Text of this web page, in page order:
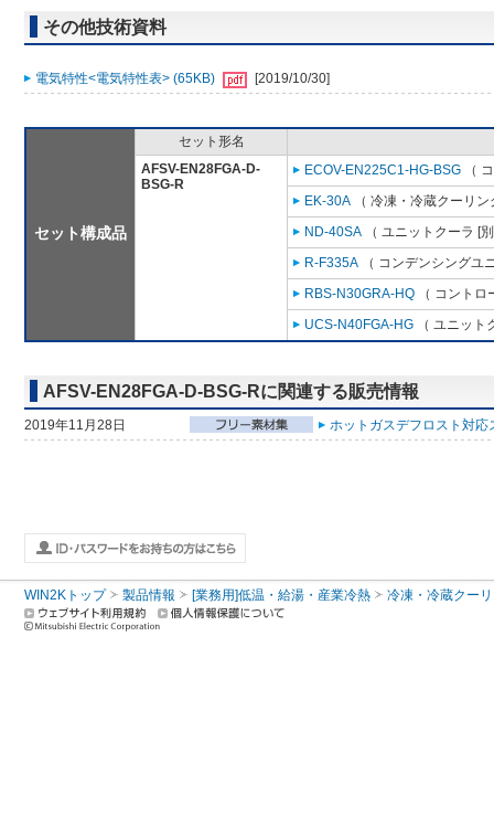
その他技術資料
電気特性<電気特性表> (65KB) [2019/10/30]
セット構成品
セット形名
AFSV-EN28FGA-D-
BSG-R
ECOV-EN225C1-HG-BSG （
EK-30A （ 冷凍・冷蔵クーリ
ND-40SA （ ユニットクーラ [
R-F335A （ コンデンシングユ
RBS-N30GRA-HQ （ コント
UCS-N40FGA-HG （ ユニット
AFSV-EN28FGA-D-BSG-Rに関連する販売情報
2019年11月28日 ホットガスデフロスト対
WIN2Kトップ 製品情報 [業務用]低温・給湯・産業冷熱 冷凍・冷蔵クー